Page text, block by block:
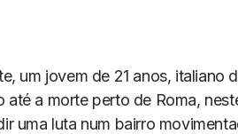
um jovem de 21 anos, italiano
até a morte perto de Roma,
uma luta num bairro